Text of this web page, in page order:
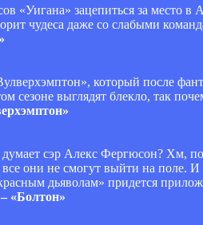
«Уигана» зацепиться за место
чудеса даже со слабыми
который после
сезоне выглядят блекло, так
сэр Алекс Фергюсон? Хм,
они не смогут выйти на поле. И
дьяволам» придется
«Болтон»